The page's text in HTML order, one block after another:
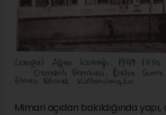
Mimari açıdan bakıldığında